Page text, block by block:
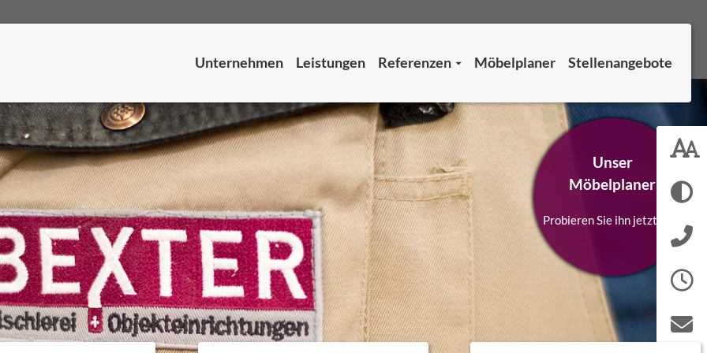
Unternehmen Leistungen Referenzen Möbelplaner Stellenangebote
Unser
Möbelplaner
Probieren Sie ihn jetzt aus!